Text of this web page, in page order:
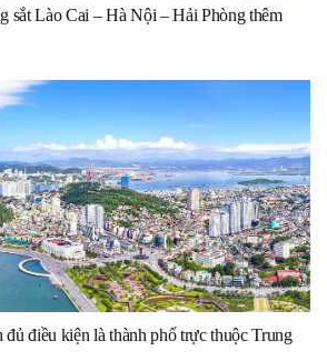
sắt Lào Cai – Hà Nội – Hải Phòng thêm
điều kiện là thành phố trực thuộc Trung